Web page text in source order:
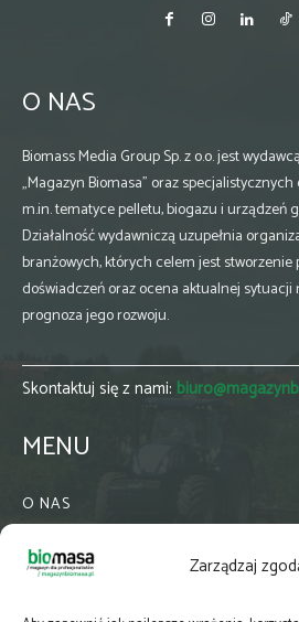
Zarządzaj
O NAS
Biomass Media Group Sp. z o.o. jest
„Magazyn Biomasa” oraz
m.in. tematyce pelletu, biogazu i urządzeń
Działalność wydawniczą uzupełnia
branżowych, których celem jest
doświadczeń oraz ocena aktualnej sytuacji
prognoza jego rozwoju.
Skontaktuj się z nami:
MENU
O NAS
WSPÓŁPRACA